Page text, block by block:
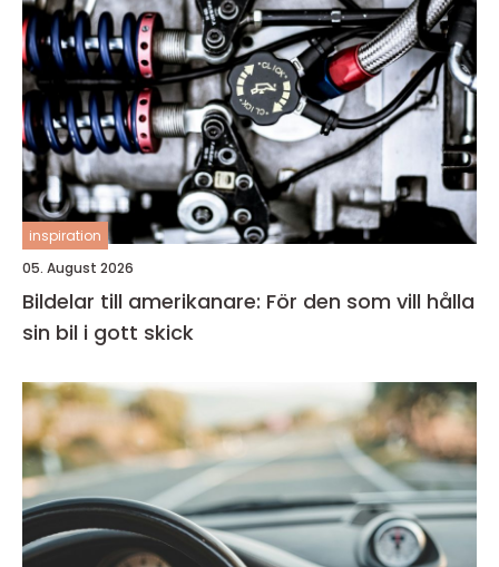
inspiration
05. August 2026
Bildelar till amerikanare: För den som vill hålla
sin bil i gott skick